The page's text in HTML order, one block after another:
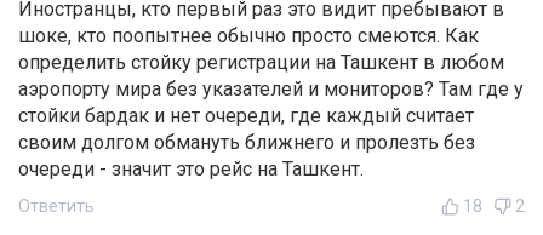
Иностранцы, кто первый раз это видит пребывают в
шоке, кто поопытнее обычно просто смеются. Как
определить стойку регистрации на Ташкент в любом
аэропорту мира без указателей и мониторов? Там где у
стойки бардак и нет очереди, где каждый считает
своим долгом обмануть ближнего и пролезть без
очереди - значит это рейс на Ташкент.
Ответить 18 2